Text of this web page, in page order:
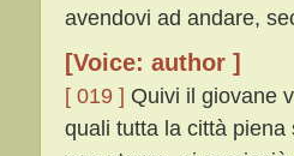
avendovi ad andare,
[Voice: author ]
[ 019 ] Quivi il giovane
quali tutta la città